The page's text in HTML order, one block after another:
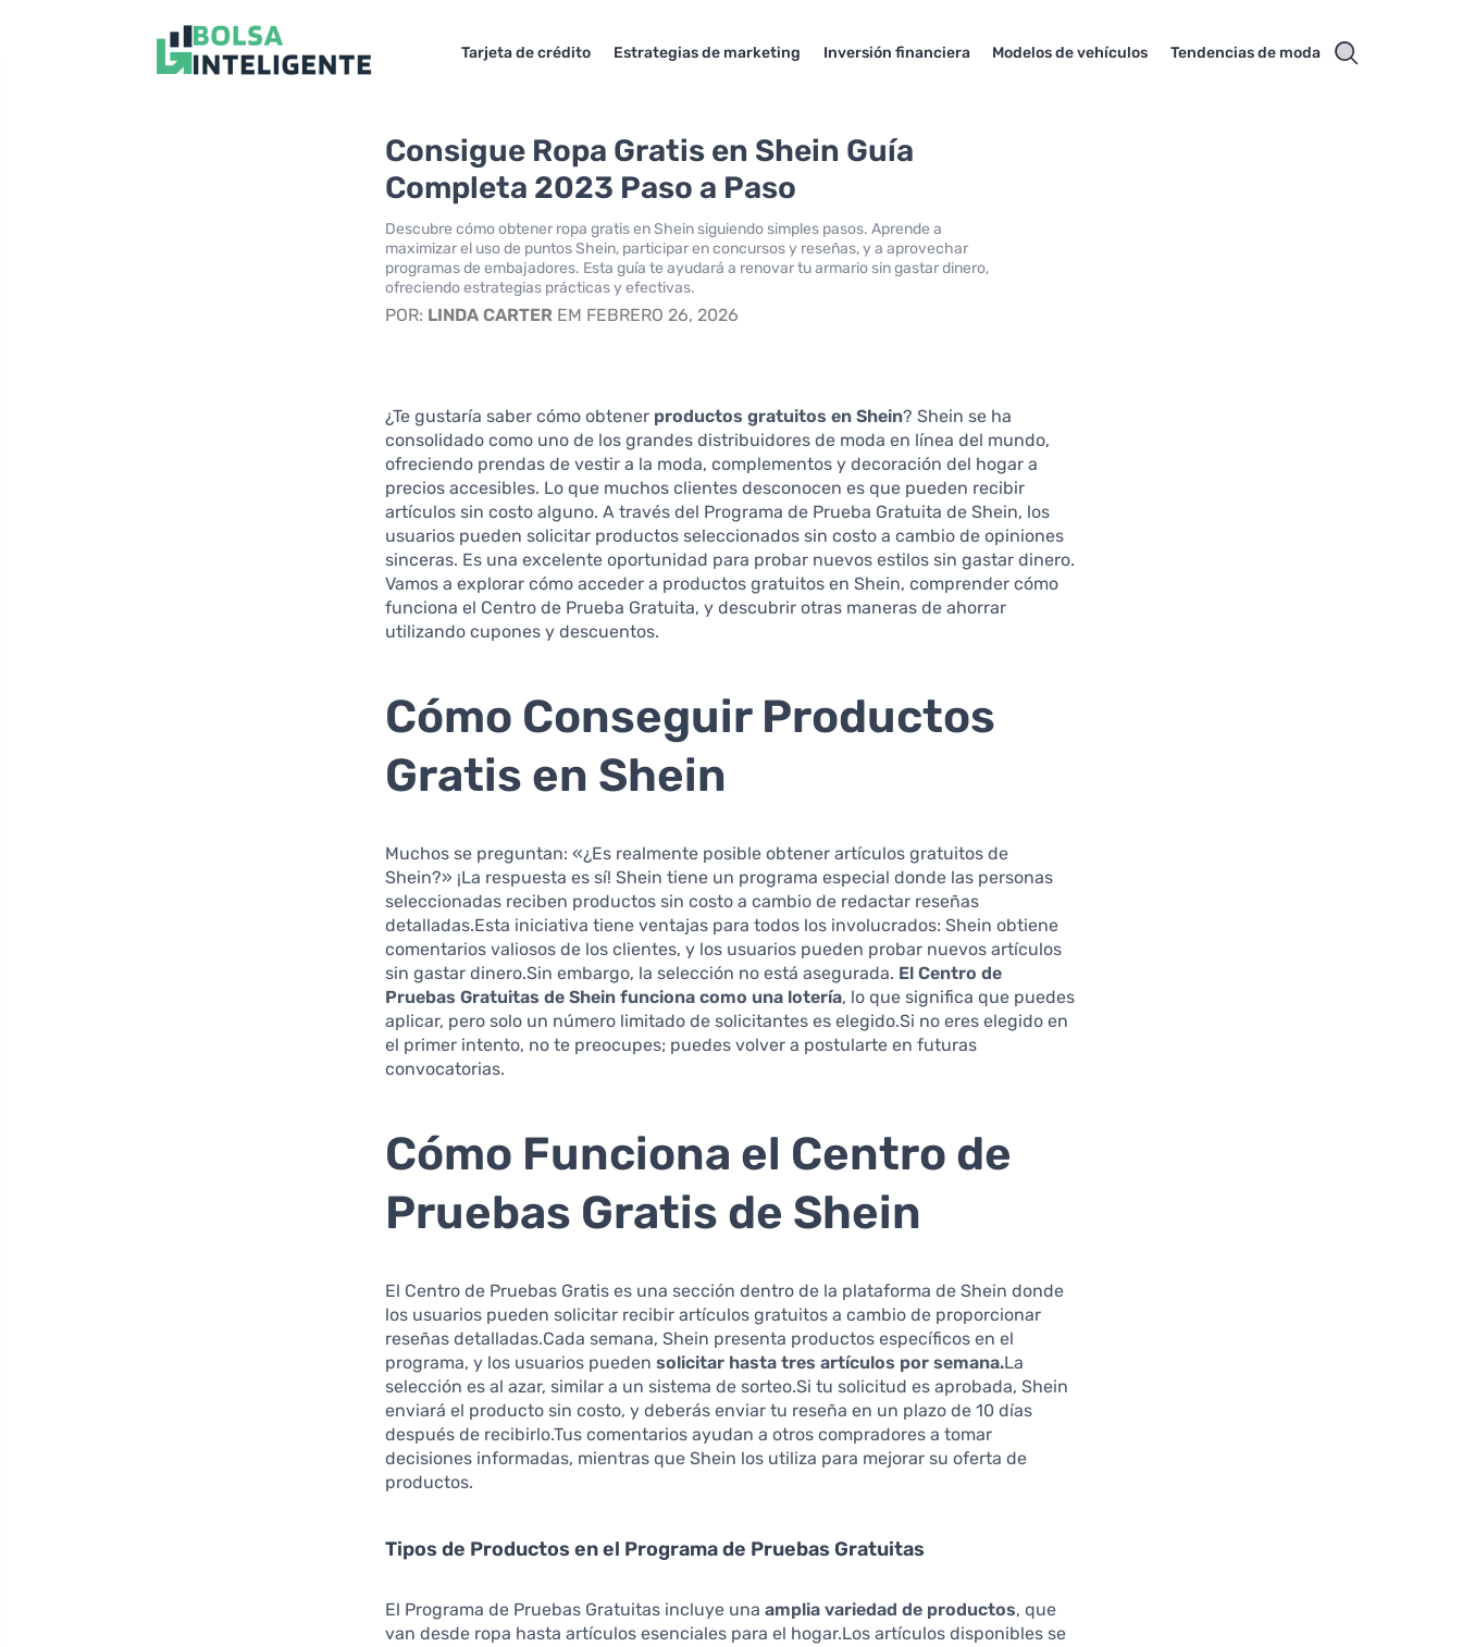
Tarjeta de crédito Estrategias de marketing Inversión financiera Modelos de vehículos Tendencias de moda
Consigue Ropa Gratis en Shein Guía
Completa 2023 Paso a Paso
Descubre cómo obtener ropa gratis en Shein siguiendo simples pasos. Aprende a
maximizar el uso de puntos Shein, participar en concursos y reseñas, y a aprovechar
programas de embajadores. Esta guía te ayudará a renovar tu armario sin gastar dinero,
ofreciendo estrategias prácticas y efectivas.
POR: LINDA CARTER EM FEBRERO 26, 2026
¿Te gustaría saber cómo obtener productos gratuitos en Shein? Shein se ha
consolidado como uno de los grandes distribuidores de moda en línea del mundo,
ofreciendo prendas de vestir a la moda, complementos y decoración del hogar a
precios accesibles. Lo que muchos clientes desconocen es que pueden recibir
artículos sin costo alguno. A través del Programa de Prueba Gratuita de Shein, los
usuarios pueden solicitar productos seleccionados sin costo a cambio de opiniones
sinceras. Es una excelente oportunidad para probar nuevos estilos sin gastar dinero.
Vamos a explorar cómo acceder a productos gratuitos en Shein, comprender cómo
funciona el Centro de Prueba Gratuita, y descubrir otras maneras de ahorrar
utilizando cupones y descuentos.
Cómo Conseguir Productos
Gratis en Shein
Muchos se preguntan: «¿Es realmente posible obtener artículos gratuitos de
Shein?» ¡La respuesta es sí! Shein tiene un programa especial donde las personas
seleccionadas reciben productos sin costo a cambio de redactar reseñas
detalladas.Esta iniciativa tiene ventajas para todos los involucrados: Shein obtiene
comentarios valiosos de los clientes, y los usuarios pueden probar nuevos artículos
sin gastar dinero.Sin embargo, la selección no está asegurada. El Centro de
Pruebas Gratuitas de Shein funciona como una lotería, lo que significa que puedes
aplicar, pero solo un número limitado de solicitantes es elegido.Si no eres elegido en
el primer intento, no te preocupes; puedes volver a postularte en futuras
convocatorias.
Cómo Funciona el Centro de
Pruebas Gratis de Shein
El Centro de Pruebas Gratis es una sección dentro de la plataforma de Shein donde
los usuarios pueden solicitar recibir artículos gratuitos a cambio de proporcionar
reseñas detalladas.Cada semana, Shein presenta productos específicos en el
programa, y los usuarios puedensolicitar hasta tres artículos por semana.La
selección es al azar, similar a un sistema de sorteo.Si tu solicitud es aprobada, Shein
enviará el producto sin costo, y deberás enviar tu reseña en un plazo de 10 días
después de recibirlo.Tus comentarios ayudan a otros compradores a tomar
decisiones informadas, mientras que Shein los utiliza para mejorar su oferta de
productos.
Tipos de Productos en el Programa de Pruebas Gratuitas
El Programa de Pruebas Gratuitas incluye unaamplia variedad de productos, que
van desde ropa hasta artículos esenciales para el hogar.Los artículos disponibles se